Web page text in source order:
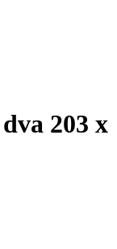
203 x